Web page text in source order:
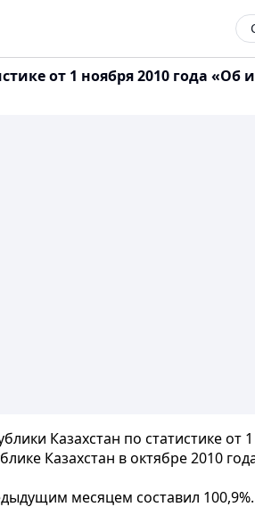
от 1 ноября 2010 года
Казахстан по статистике от
Казахстан в октябре 2010
месяцем составил 100,9%.